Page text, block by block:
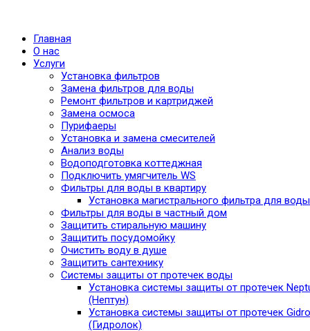
Главная
О нас
Услуги
Установка фильтров
Замена фильтров для воды
Ремонт фильтров и картриджей
Замена осмоса
Пурифаеры
Установка и замена смесителей
Анализ воды
Водоподготовка коттеджная
Подключить умягчитель WS
Фильтры для воды в квартиру
Установка магистрального фильтра для воды
Фильтры для воды в частный дом
Защитить стиральную машину
Защитить посудомойку
Очистить воду в душе
Защитить сантехнику
Системы защиты от протечек воды
Установка системы защиты от протечек
(Нептун)
Установка системы защиты от протечек
(Гидролок)